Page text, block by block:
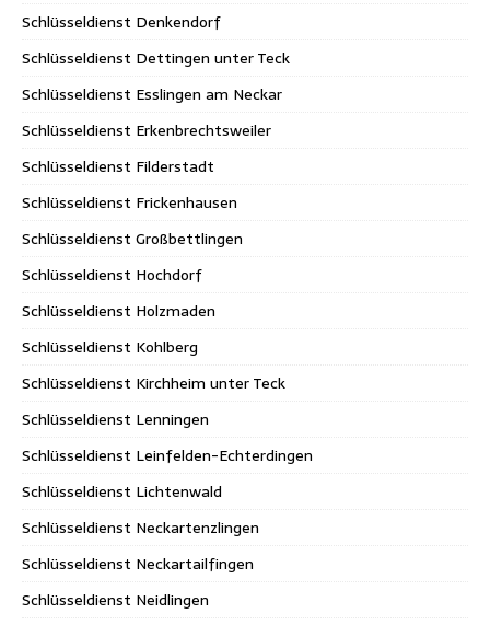
Schlüsseldienst Denkendorf
Schlüsseldienst Dettingen unter Teck
Schlüsseldienst Esslingen am Neckar
Schlüsseldienst Erkenbrechtsweiler
Schlüsseldienst Filderstadt
Schlüsseldienst Frickenhausen
Schlüsseldienst Großbettlingen
Schlüsseldienst Hochdorf
Schlüsseldienst Holzmaden
Schlüsseldienst Kohlberg
Schlüsseldienst Kirchheim unter Teck
Schlüsseldienst Lenningen
Schlüsseldienst Leinfelden-Echterdingen
Schlüsseldienst Lichtenwald
Schlüsseldienst Neckartenzlingen
Schlüsseldienst Neckartailfingen
Schlüsseldienst Neidlingen